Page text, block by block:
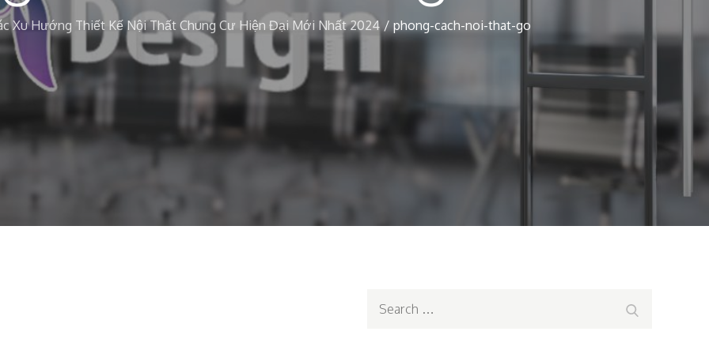
Xu Hướng Thiết Kế Nội Thất Chung Cư Hiện Đại Mới Nhất 2024 phong-cach-noi-that-go
Search